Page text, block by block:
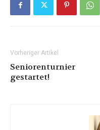
Vorheriger Artikel
Seniorenturnier
gestartet!